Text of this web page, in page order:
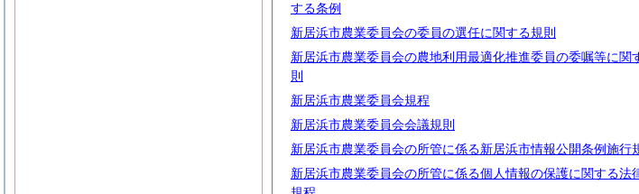
する条例
新居浜市農業委員会の委員の選任に関する規則
新居浜市農業委員会の農地利用最適化推進委員の委嘱等に関
則
新居浜市農業委員会規程
新居浜市農業委員会会議規則
新居浜市農業委員会の所管に係る新居浜市情報公開条例施行
新居浜市農業委員会の所管に係る個人情報の保護に関する法